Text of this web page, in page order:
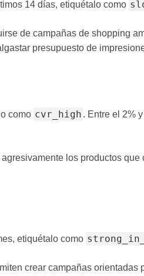
14 días, etiquétalo como
de campañas de shopping
presupuesto de
como cvr_high . Entre el 2%
los productos
etiquétalo como
crear campañas